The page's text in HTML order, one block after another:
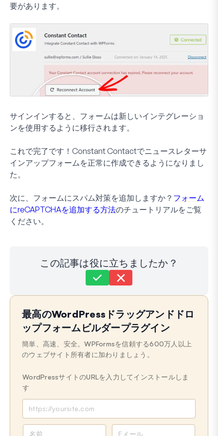
要があります。
サインインすると、フォームは新しいインテグレーショ
ンを使用するように移行されます。
これで完了です！Constant Contactでニュースレターサ
インアップフォームを正常に作成できるようになりまし
た。
次に、フォームにスパム対策を追加しますか？ フォーム
にreCAPTCHAを追加する方法のチュートリアルをご覧
ください。
この記事は役に立ちましたか？
まだ解決しませんか？
どうすればお手伝いできますか？
最終更新日: 2025年1月14日
最高のWordPressドラッグアンドドロ
ップフォームビルダープラグイン
簡単、高速、安全。WPFormsを信頼する600万人以上
のウェブサイト所有者に加わりましょう。
WordPressサイトのURLを入力してインストールしま
す